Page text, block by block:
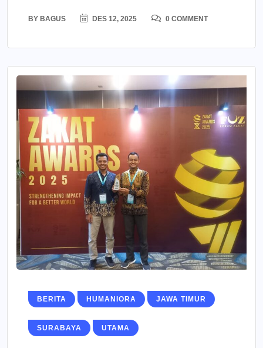
BY BAGUS DES 12, 2025 0 COMMENT
BERITA HUMANIORA JAWA TIMUR
SURABAYA UTAMA